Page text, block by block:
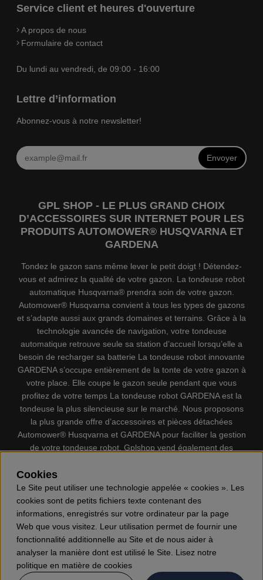
Service client et heures d'ouverture
A propos de nous
Formulaire de contact
Du lundi au vendredi, de 09:00 - 16:00
Lettre d’information
Abonnez-vous à notre newsletter!
Envoyer
GPL SHOP - LE PLUS GRAND CHOIX
D’ACCESSOIRES SUR INTERNET POUR LES
PRODUITS AUTOMOWER® HUSQVARNA ET
GARDENA
Tondez le gazon sans même lever le petit doigt ! Détendez-
vous et admirez la qualité de votre gazon. La tondeuse robot
automatique Husqvarna® prendra soin de votre gazon.
Automower® Husqvarna convient à tous les types de gazons
et s’adapte aussi aux grands domaines et terrains. Grâce à la
technologie avancée de navigation, votre tondeuse
automatique retrouve seule sa station d’accueil lorsqu’elle a
besoin de recharger sa batterie La tondeuse robot innovante
GARDENA s’occupe entièrement de la tonte de votre gazon à
votre place. Elle coupe le gazon seule pendant que vous
profitez de votre temps La tondeuse robot GARDENA est la
tondeuse la plus silencieuse sur le marché. Nous proposons
la plus grande offre d’accessoires et pièces détachées
Automower® Husqvarna et GARDENA pour faciliter la gestion
de votre tondeuse robot. Gplshop vend également des
individuel, Coupe-bordures, Débroussailleuses, Taille haies,
Motoculteurs, Souffleur, Souffleuses à neige, Nettoyeurs
haute pression, Aspirateur, Découpeuses, Haches, Outils
forestiers, Lubrifiants, Carburants, Jouets ETC.
Cookies
Le Site peut utiliser une technologie appelée « cookies ». Les
cookies sont de petits fichiers texte contenant des
informations, enregistrés sur votre ordinateur par la page
Web que vous visitez. Leur utilisation permet de fournir une
fonctionnalité additionnelle au Site et de nous aider à
analyser la manière dont est utilisé le Site. Lisez notre
politique en matière de cookies